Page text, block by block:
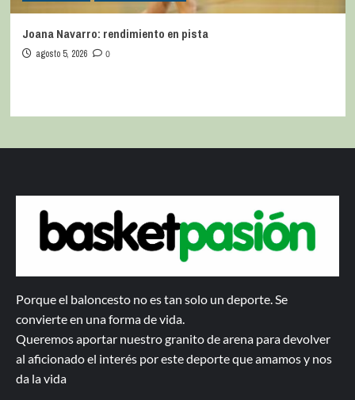
Joana Navarro: rendimiento en pista
agosto 5, 2026 0
Porque el baloncesto no es tan solo un deporte. Se
convierte en una forma de vida.
Queremos aportar nuestro granito de arena para devolver
al aficionado el interés por este deporte que amamos y nos
da la vida